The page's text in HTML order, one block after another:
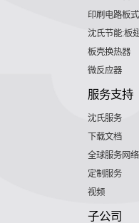
印刷电路板
沈氏节能:板
板壳换热器
微反应器
服务支持
沈氏服务
下载文档
全球服务网络
定制服务
视频
子公司